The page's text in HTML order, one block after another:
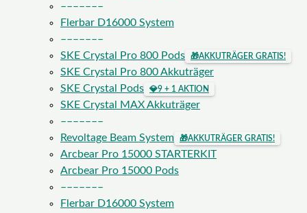
–––––––
Flerbar D16000 System
–––––––
SKE Crystal Pro 800 Pods
🎁AKKUTRÄGER GRATIS!
SKE Crystal Pro 800 Akkuträger
SKE Crystal Pods
💎9 + 1 AKTION
SKE Crystal MAX Akkuträger
–––––––
Revoltage Beam System
🎁AKKUTRÄGER GRATIS!
Arcbear Pro 15000 STARTERKIT
Arcbear Pro 15000 Pods
–––––––
Flerbar D16000 System